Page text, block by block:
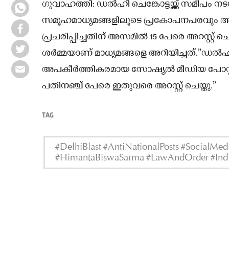
ഗുവാഹത്തി: ഡൽഹി ചെങ്കോട്ടയ്ക്ക് സമീപം
സമൂഹമാധ്യമങ്ങളിലൂടെ പ്രകോപനപരവും
പ്രചരിപ്പിച്ചതിന് അസമിൽ 15 പേരെ
ശർമ്മയാണ് മാധ്യമങ്ങളെ
അപകീർത്തികരമായ സോഷ്യൽ മീഡിയ
പതിനഞ്ച് പേരെ ഇതുവരെ അറസ്റ്റ് ചെയ്തു.”
TAG
#DelhiBlast #AntiNationalPosts
#HimantaBiswaSarma #LawAndOrder